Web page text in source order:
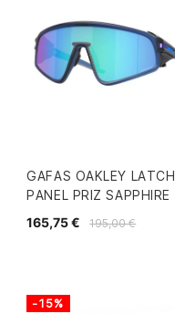
GAFAS OAKLEY LATCH
PANEL PRIZ SAPPHIRE
195,00 €
165,75 €
-15%